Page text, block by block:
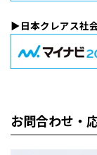
▶︎日本クレアス社
お問合わせ・